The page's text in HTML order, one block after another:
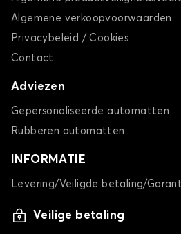
Algemene verkoopvoorwaarden
Privacybeleid / Cookies
Contact
Adviezen
Gepersonaliseerde automatten
Rubberen automatten
INFORMATIE
Levering/Veiligde betaling/
Veilige betaling